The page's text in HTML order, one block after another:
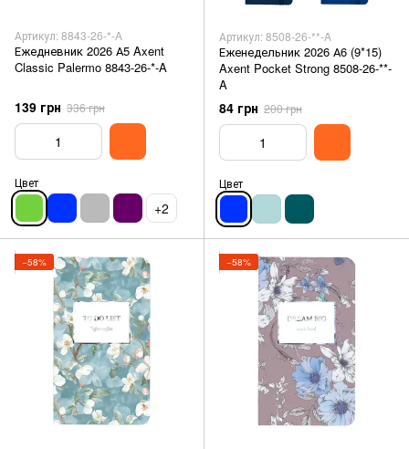
Артикул: 8843-26-*-A
Ежедневник 2026 А5 Axent
Classic Palermo 8843-26-*-A
139 грн 336 грн
Цвет
+2
Артикул: 8508-26-**-A
Еженедельник 2026 А6 (9*15)
Axent Pocket Strong 8508-26-**-
A
84 грн 200 грн
Цвет
−58% −58%